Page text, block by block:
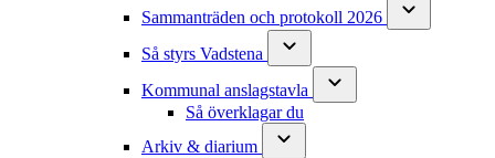
Sammanträden och protokoll 2026
Så styrs Vadstena
Kommunal anslagstavla
Så överklagar du
Arkiv & diarium